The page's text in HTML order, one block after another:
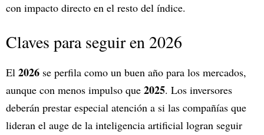
con impacto directo en el resto del índice.
Claves para seguir en 2026
El 2026 se perfila como un buen año para los mercados,
aunque con menos impulso que 2025. Los inversores
deberán prestar especial atención a si las compañías que
lideran el auge de la inteligencia artificial logran seguir